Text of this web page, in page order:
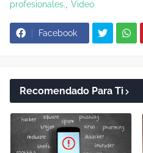
profesionales.
Video
Facebook
Recomendado Para Ti